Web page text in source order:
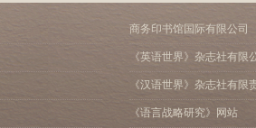
商务印书馆国际有限公司
《英语世界》杂志社有限
《汉语世界》杂志社有限
《语言战略研究》网站